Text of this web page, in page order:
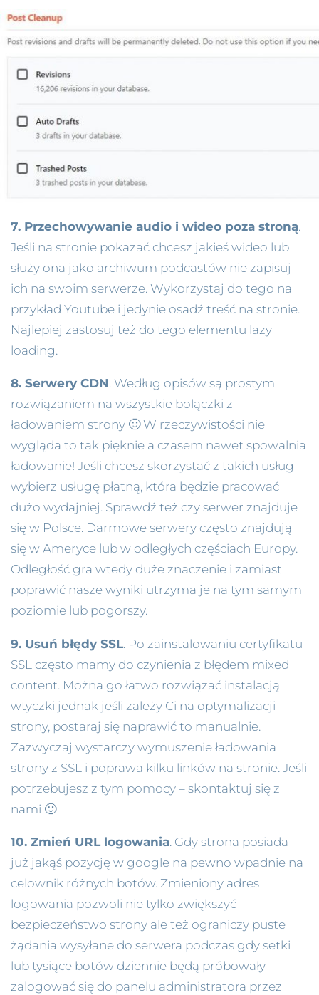
7. Przechowywanie audio i wideo poza stroną.
Jeśli na stronie pokazać chcesz jakieś wideo lub
służy ona jako archiwum podcastów nie zapisuj
ich na swoim serwerze. Wykorzystaj do tego na
przykład Youtube i jedynie osadź treść na stronie.
Najlepiej zastosuj też do tego elementu lazy
loading.
8. Serwery CDN. Według opisów są prostym
rozwiązaniem na wszystkie bolączki z
ładowaniem strony 🙂 W rzeczywistości nie
wygląda to tak pięknie a czasem nawet spowalnia
ładowanie! Jeśli chcesz skorzystać z takich usług
wybierz usługę płatną, która będzie pracować
dużo wydajniej. Sprawdź też czy serwer znajduje
się w Polsce. Darmowe serwery często znajdują
się w Ameryce lub w odległych częściach Europy.
Odległość gra wtedy duże znaczenie i zamiast
poprawić nasze wyniki utrzyma je na tym samym
poziomie lub pogorszy.
9. Usuń błędy SSL. Po zainstalowaniu certyfikatu
SSL często mamy do czynienia z błędem mixed
content. Można go łatwo rozwiązać instalacją
wtyczki jednak jeśli zależy Ci na optymalizacji
strony, postaraj się naprawić to manualnie.
Zazwyczaj wystarczy wymuszenie ładowania
strony z SSL i poprawa kilku linków na stronie. Jeśli
potrzebujesz z tym pomocy – skontaktuj się z
nami 🙂
10. Zmień URL logowania. Gdy strona posiada
już jakąś pozycję w google na pewno wpadnie na
celownik różnych botów. Zmieniony adres
logowania pozwoli nie tylko zwiększyć
bezpieczeństwo strony ale też ograniczy puste
żądania wysyłane do serwera podczas gdy setki
lub tysiące botów dziennie będą próbowały
zalogować się do panelu administratora przez